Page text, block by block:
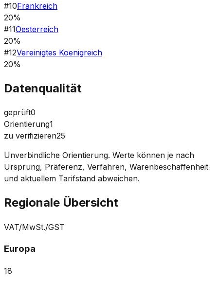
#10Frankreich
20%
#11Oesterreich
20%
#12Vereinigtes Koenigreich
20%
Datenqualität
geprüft0
Orientierung1
zu verifizieren25
Unverbindliche Orientierung. Werte können je nach
Ursprung, Präferenz, Verfahren, Warenbeschaffenheit
und aktuellem Tarifstand abweichen.
Regionale Übersicht
VAT/MwSt./GST
Europa
18